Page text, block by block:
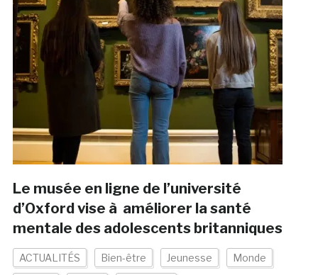
Le musée en ligne de l’université
d’Oxford vise à améliorer la santé
mentale des adolescents britanniques
ACTUALITÉS Bien-être Jeunesse Monde